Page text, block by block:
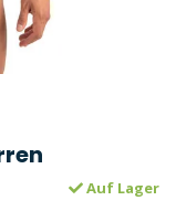
Auf Lager